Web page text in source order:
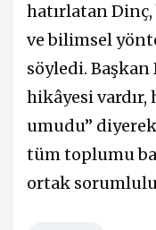
hatırlatan Dinç,
ve bilimsel
söyledi. Başkan
hikâyesi
umudu”
tüm toplumu
ortak